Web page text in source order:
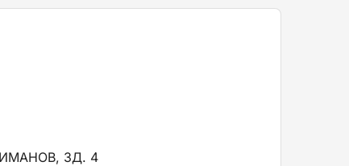
ЗД. 4